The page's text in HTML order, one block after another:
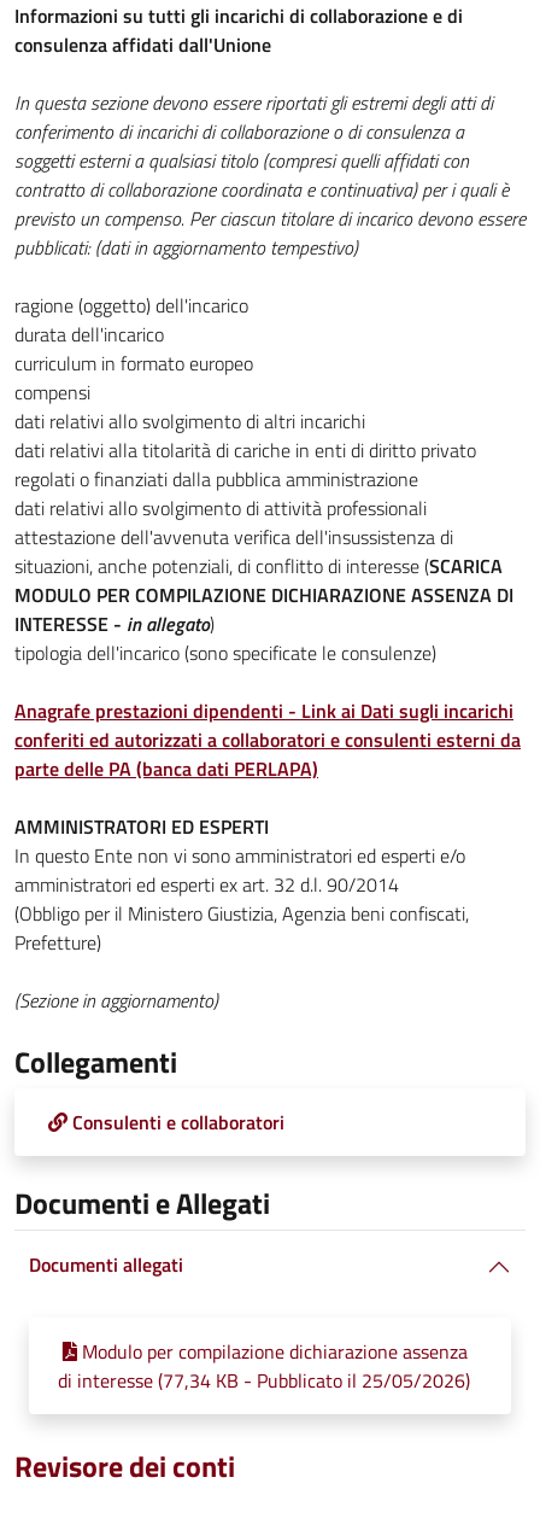
Informazioni su tutti gli incarichi di collaborazione e di
consulenza affidati dall'Unione
In questa sezione devono essere riportati gli estremi degli atti di
conferimento di incarichi di collaborazione o di consulenza a
soggetti esterni a qualsiasi titolo (compresi quelli affidati con
contratto di collaborazione coordinata e continuativa) per i quali è
previsto un compenso. Per ciascun titolare di incarico devono essere
pubblicati: (dati in aggiornamento tempestivo)
ragione (oggetto) dell'incarico
durata dell'incarico
curriculum in formato europeo
compensi
dati relativi allo svolgimento di altri incarichi
dati relativi alla titolarità di cariche in enti di diritto privato
regolati o finanziati dalla pubblica amministrazione
dati relativi allo svolgimento di attività professionali
attestazione dell'avvenuta verifica dell'insussistenza di
situazioni, anche potenziali, di conflitto di interesse (SCARICA
MODULO PER COMPILAZIONE DICHIARAZIONE ASSENZA DI
INTERESSE - in allegato)
tipologia dell'incarico (sono specificate le consulenze)
Anagrafe prestazioni dipendenti - Link ai Dati sugli incarichi
conferiti ed autorizzati a collaboratori e consulenti esterni da
parte delle PA (banca dati PERLAPA)
AMMINISTRATORI ED ESPERTI
In questo Ente non vi sono amministratori ed esperti e/o
amministratori ed esperti ex art. 32 d.l. 90/2014
(Obbligo per il Ministero Giustizia, Agenzia beni confiscati,
Prefetture)
(Sezione in aggiornamento)
Collegamenti
Consulenti e collaboratori
Documenti e Allegati
Documenti allegati
Modulo per compilazione dichiarazione assenza
di interesse (77,34 KB - Pubblicato il 25/05/2026)
Revisore dei conti